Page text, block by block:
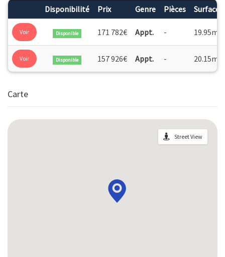
nombreux lieux de vie qui favorisent le bien-être des
résidents et le lien social entre eux : salle de restaurant,
d'animations, salons divers, pôles de soins, salle de coiffure,
de kiné, de balnéo, espace Snoezelen multi-sensoriel, jardins
sécurisés...
Disponibilité Prix Genre Pièces Surface
Voir Disponible 171 782€ Appt. - 19.95m
Voir Disponible 157 926€ Appt. - 20.15m
Carte
Street View